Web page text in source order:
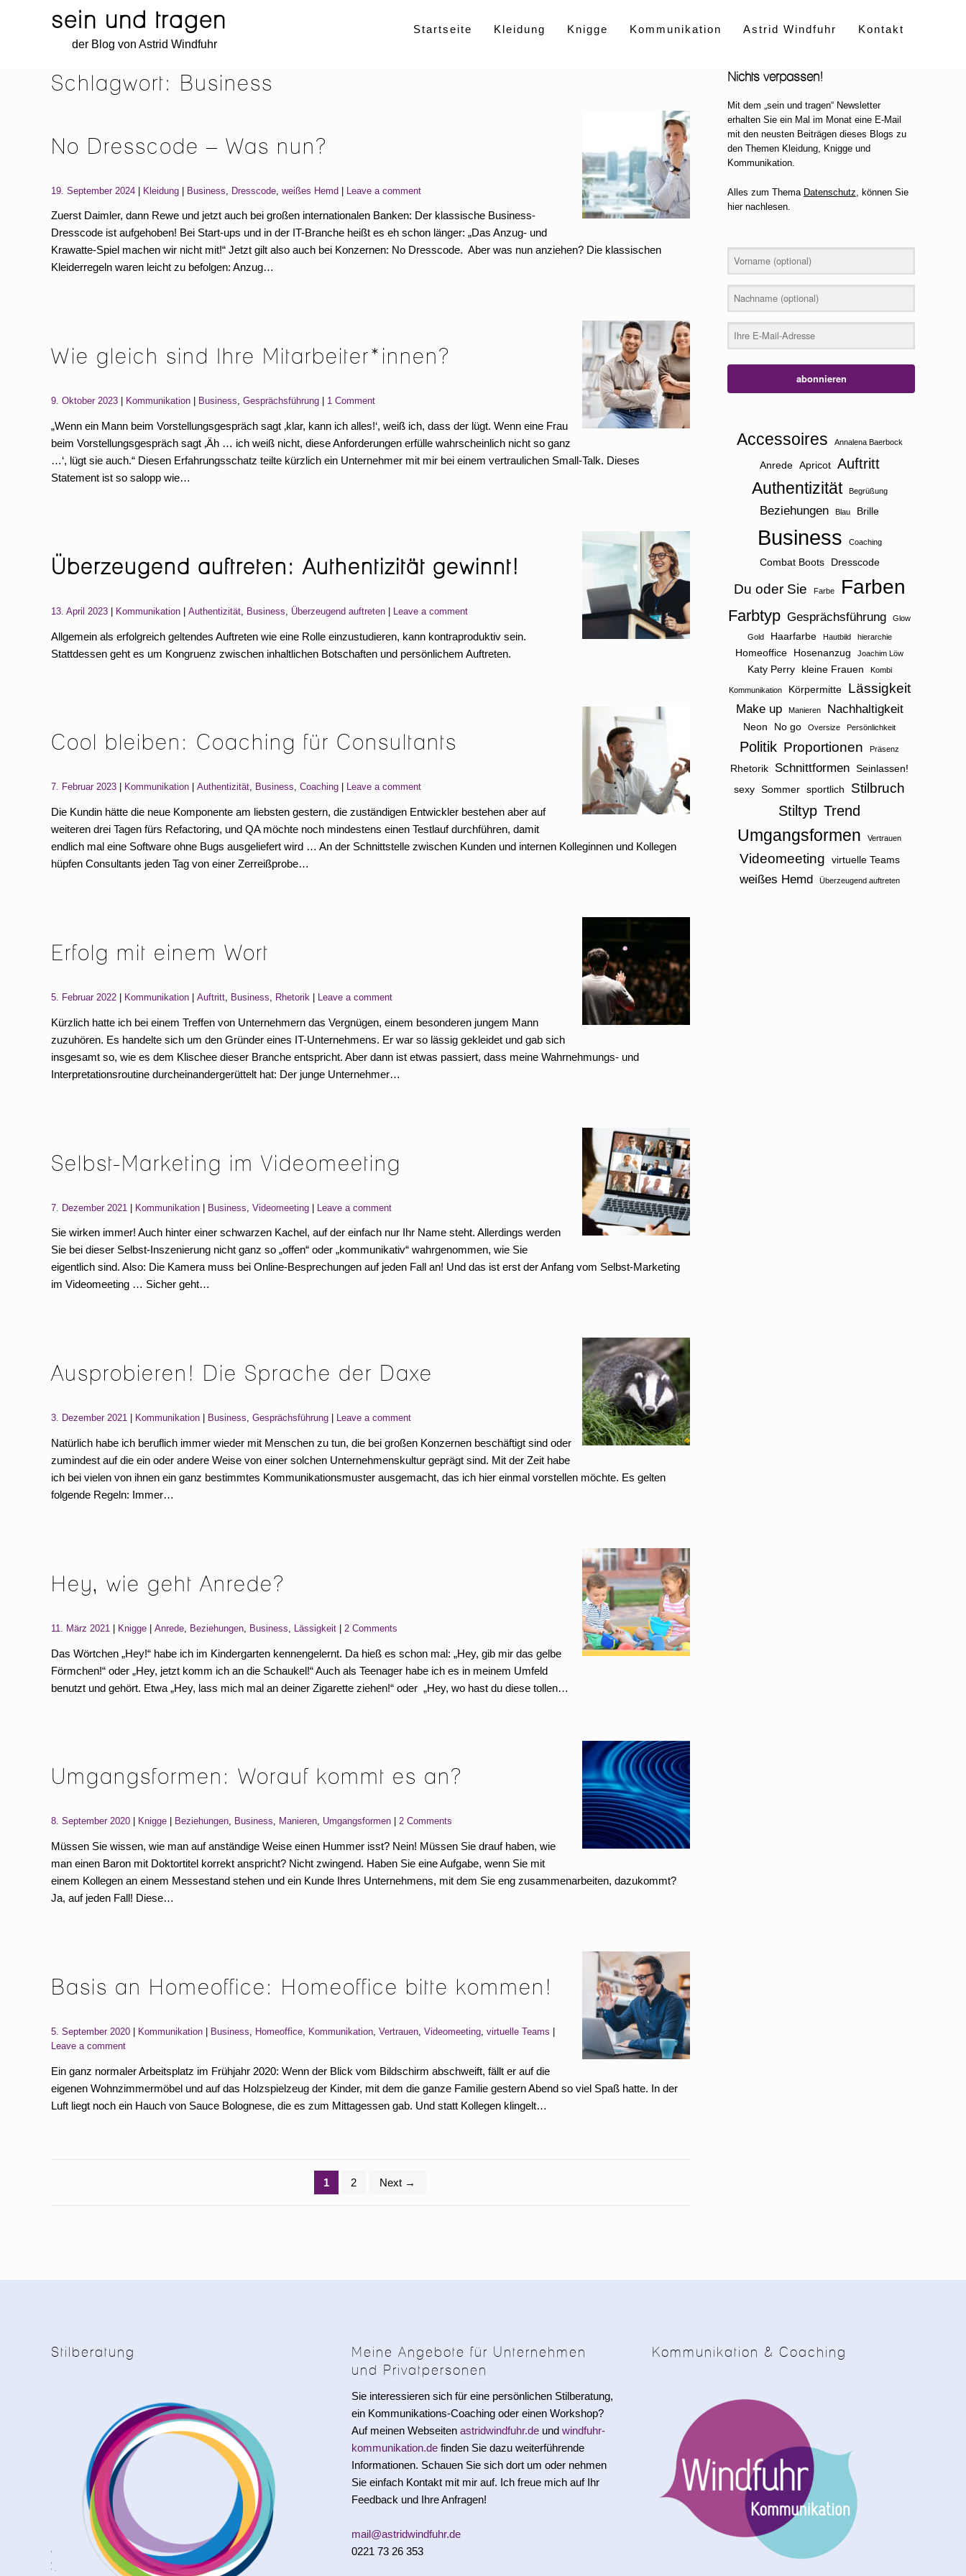
sein und tragen
der Blog von Astrid Windfuhr
Startseite Kleidung Knigge Kommunikation Astrid Windfuhr Kontakt
Schlagwort: Business
No Dresscode – Was nun?
19. September 2024 Categories:
Kleidung Tags:
Business Dresscode, weißes Hemd Leave a comment
Zuerst Daimler, dann Rewe und jetzt auch bei großen internationalen Banken: Der klassische Business-
Dresscode ist aufgehoben! Bei Start-ups und in der IT-Branche heißt es eh schon länger: „Das Anzug- und
Krawatte-Spiel machen wir nicht mit!“ Jetzt gilt also auch bei Konzernen: No Dresscode. Aber was nun anziehen? Die klassischen
Kleiderregeln waren leicht zu befolgen: Anzug…
Wie gleich sind Ihre Mitarbeiter*innen?
9. Oktober 2023 Categories:
Kommunikation Tags:
Business, Gesprächsführung 1 Comment
„Wenn ein Mann beim Vorstellungsgespräch sagt ‚klar, kann ich alles!‘, weiß ich, dass der lügt. Wenn eine Frau
beim Vorstellungsgespräch sagt ‚Äh … ich weiß nicht, diese Anforderungen erfülle wahrscheinlich nicht so ganz
…‘, lügt sie auch.“ Diesen Erfahrungsschatz teilte kürzlich ein Unternehmer mit mir bei einem vertraulichen Small-Talk. Dieses
Statement ist so salopp wie…
Überzeugend auftreten: Authentizität gewinnt!
13. April 2023 Categories:
Kommunikation Tags:
Authentizität, Business Überzeugend auftreten Leave a comment
Allgemein als erfolgreich geltendes Auftreten wie eine Rolle einzustudieren, kann kontraproduktiv sein.
Stattdessen geht es um Kongruenz zwischen inhaltlichen Botschaften und persönlichem Auftreten.
Cool bleiben: Coaching für Consultants
7. Februar 2023 Categories:
Kommunikation Tags:
Authentizität, Business, Coaching Leave a comment
Die Kundin hätte die neue Komponente am liebsten gestern, die zuständigen Entwickler bestehen aber auf
weiteren drei Tagen fürs Refactoring, und QA möchte noch mindestens einen Testlauf durchführen, damit
endlich mal eine Software ohne Bugs ausgeliefert wird … An der Schnittstelle zwischen Kunden und internen Kolleginnen und Kollegen
hüpfen Consultants jeden Tag von einer Zerreißprobe…
Erfolg mit einem Wort
5. Februar 2022 Categories:
Kommunikation Tags:
Auftritt, Business Rhetorik Leave a comment
Kürzlich hatte ich bei einem Treffen von Unternehmern das Vergnügen, einem besonderen jungem Mann
zuzuhören. Es handelte sich um den Gründer eines IT-Unternehmens. Er war so lässig gekleidet und gab sich
insgesamt so, wie es dem Klischee dieser Branche entspricht. Aber dann ist etwas passiert, dass meine Wahrnehmungs- und
Interpretationsroutine durcheinandergerüttelt hat: Der junge Unternehmer…
Selbst-Marketing im Videomeeting
7. Dezember 2021 Categories:
Kommunikation Tags:
Business Videomeeting Leave a comment
Sie wirken immer! Auch hinter einer schwarzen Kachel, auf der einfach nur Ihr Name steht. Allerdings werden
Sie bei dieser Selbst-Inszenierung nicht ganz so „offen“ oder „kommunikativ“ wahrgenommen, wie Sie
eigentlich sind. Also: Die Kamera muss bei Online-Besprechungen auf jeden Fall an! Und das ist erst der Anfang vom Selbst-Marketing
im Videomeeting … Sicher geht…
Ausprobieren! Die Sprache der Daxe
3. Dezember 2021 Categories:
Kommunikation Tags:
Business, Gesprächsführung Leave a comment
Natürlich habe ich beruflich immer wieder mit Menschen zu tun, die bei großen Konzernen beschäftigt sind oder
zumindest auf die ein oder andere Weise von einer solchen Unternehmenskultur geprägt sind. Mit der Zeit habe
ich bei vielen von ihnen ein ganz bestimmtes Kommunikationsmuster ausgemacht, das ich hier einmal vorstellen möchte. Es gelten
folgende Regeln: Immer…
Hey, wie geht Anrede?
11. März 2021 Categories:
Knigge Tags:
Anrede, Beziehungen, Business Lässigkeit 2 Comments
Das Wörtchen „Hey!“ habe ich im Kindergarten kennengelernt. Da hieß es schon mal: „Hey, gib mir das gelbe
Förmchen!“ oder „Hey, jetzt komm ich an die Schaukel!“ Auch als Teenager habe ich es in meinem Umfeld
benutzt und gehört. Etwa „Hey, lass mich mal an deiner Zigarette ziehen!“ oder „Hey, wo hast du diese tollen…
Umgangsformen: Worauf kommt es an?
8. September 2020 Categories:
Knigge Tags:
Beziehungen, Business, Manieren, Umgangsformen 2 Comments
Müssen Sie wissen, wie man auf anständige Weise einen Hummer isst? Nein! Müssen Sie drauf haben, wie
man einen Baron mit Doktortitel korrekt anspricht? Nicht zwingend. Haben Sie eine Aufgabe, wenn Sie mit
einem Kollegen an einem Messestand stehen und ein Kunde Ihres Unternehmens, mit dem Sie eng zusammenarbeiten, dazukommt?
Ja, auf jeden Fall! Diese…
Basis an Homeoffice: Homeoffice bitte kommen!
5. September 2020 Categories:
Kommunikation Tags:
Business, Homeoffice, Kommunikation, Vertrauen, Videomeeting, virtuelle Teams
Leave a comment
Ein ganz normaler Arbeitsplatz im Frühjahr 2020: Wenn der Blick vom Bildschirm abschweift, fällt er auf die
eigenen Wohnzimmermöbel und auf das Holzspielzeug der Kinder, mit dem die ganze Familie gestern Abend so viel Spaß hatte. In der
Luft liegt noch ein Hauch von Sauce Bolognese, die es zum Mittagessen gab. Und statt Kollegen klingelt…
der
1 2 Next →
Nichts verpassen!
Mit dem „sein und tragen“ Newsletter
erhalten Sie ein Mal im Monat eine E-Mail
mit den neusten Beiträgen dieses Blogs zu
den Themen Kleidung, Knigge und
Kommunikation.
Alles zum Thema Datenschutz , können Sie
hier nachlesen.
abonnieren
Accessoires Annalena Baerbock
Anrede Apricot Auftritt
Authentizität Begrüßung
Beziehungen Blau Brille
Business Coaching
Combat Boots Dresscode
Du oder Sie Farbe Farben
Farbtyp Gesprächsführung Glow
Gold Haarfarbe Hautbild hierarchie
Homeoffice Hosenanzug Joachim Löw
Katy Perry kleine Frauen Kombi
Kommunikation Körpermitte Lässigkeit
Make up Manieren Nachhaltigkeit
Neon No go Oversize Persönlichkeit
Politik Proportionen Präsenz
Rhetorik Schnittformen Seinlassen!
sexy Sommer sportlich Stilbruch
Stiltyp Trend
Umgangsformen Vertrauen
Videomeeting virtuelle Teams
weißes Hemd Überzeugend auftreten
Stilberatung
Meine Angebote für Unternehmen
und Privatpersonen
Sie interessieren sich für eine persönlichen Stilberatung,
ein Kommunikations-Coaching oder einen Workshop?
Auf meinen Webseiten astridwindfuhr.deund windfuhr-
kommunikation.definden Sie dazu weiterführende
Informationen. Schauen Sie sich dort um oder nehmen
Sie einfach Kontakt mit mir auf. Ich freue mich auf Ihr
Feedback und Ihre Anfragen!
mail@astridwindfuhr.de
0221 73 26 353
Kommunikation & Coaching